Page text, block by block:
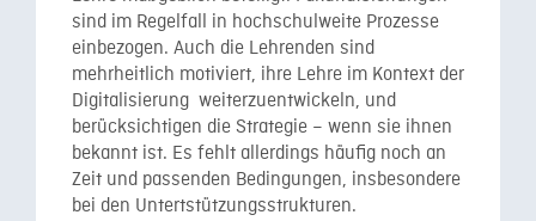
sind im Regelfall in hochschulweite Prozesse
einbezogen. Auch die Lehrenden sind
mehrheitlich motiviert, ihre Lehre im Kontext der
Digitalisierung weiterzuentwickeln, und
berücksichtigen die Strategie – wenn sie ihnen
bekannt ist. Es fehlt allerdings häufig noch an
Zeit und passenden Bedingungen, insbesondere
bei den Untertstützungsstrukturen.